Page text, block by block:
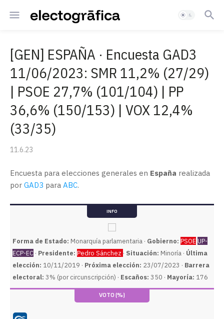
[GEN] ESPAÑA · Encuesta GAD3
11/06/2023: SMR 11,2% (27/29)
| PSOE 27,7% (101/104) | PP
36,6% (150/153) | VOX 12,4%
(33/35)
11.6.23
Encuesta para elecciones generales en España realizada
por GAD3 para ABC.
INFO
Forma de Estado: Monarquía parlamentaria · Gobierno: PSOEUP-
ECP-EC · Presidente: Pedro Sánchez · Situación: Minoría · Última
elección: 10/11/2019 · Próxima elección: 23/07/2023 · Barrera
electoral: 3% (por circunscripción) · Escaños: 350 · Mayoría: 176
VOTO (%)